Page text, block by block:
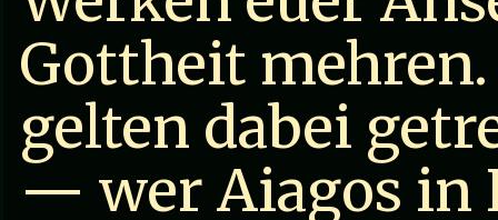
Gottheit
gelten dabei
— wer Aiagos in